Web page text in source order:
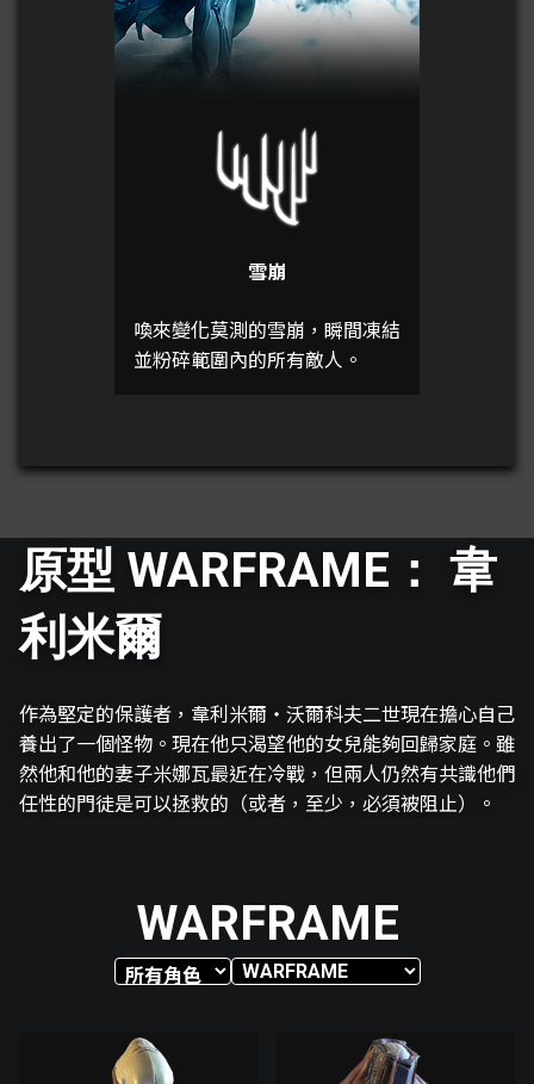
雪崩
喚來變化莫測的雪崩，瞬間凍結
並粉碎範圍內的所有敵人。
原型 WARFRAME： 韋
利米爾
作為堅定的保護者，韋利米爾・沃爾科夫二世現在擔心自己
養出了一個怪物。現在他只渴望他的女兒能夠回歸家庭。雖
然他和他的妻子米娜瓦最近在冷戰，但兩人仍然有共識他們
任性的門徒是可以拯救的（或者，至少，必須被阻止）。
WARFRAME